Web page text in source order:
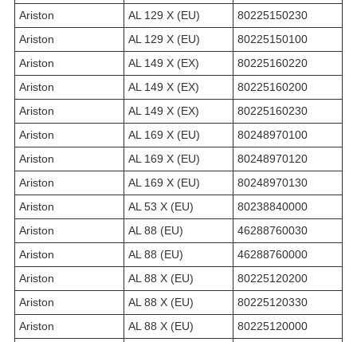
Ariston
AL 129 X (EU)
80225150230
Ariston
AL 129 X (EU)
80225150100
Ariston
AL 149 X (EX)
80225160220
Ariston
AL 149 X (EX)
80225160200
Ariston
AL 149 X (EX)
80225160230
Ariston
AL 169 X (EU)
80248970100
Ariston
AL 169 X (EU)
80248970120
Ariston
AL 169 X (EU)
80248970130
Ariston
AL 53 X (EU)
80238840000
Ariston
AL 88 (EU)
46288760030
Ariston
AL 88 (EU)
46288760000
Ariston
AL 88 X (EU)
80225120200
Ariston
AL 88 X (EU)
80225120330
Ariston
AL 88 X (EU)
80225120000